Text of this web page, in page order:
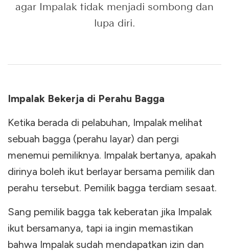
agar Impalak tidak menjadi sombong dan
lupa diri.
Impalak Bekerja di Perahu Bagga
Ketika berada di pelabuhan, Impalak melihat
sebuah bagga (perahu layar) dan pergi
menemui pemiliknya. Impalak bertanya, apakah
dirinya boleh ikut berlayar bersama pemilik dan
perahu tersebut. Pemilik bagga terdiam sesaat.
Sang pemilik bagga tak keberatan jika Impalak
ikut bersamanya, tapi ia ingin memastikan
bahwa Impalak sudah mendapatkan izin dan